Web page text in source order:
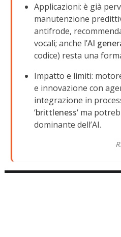
Applicazioni: è già
manutenzione
antifrode,
vocali; anche l’AI
codice) resta una
Impatto e limiti:
e innovazione con
integrazione in
‘brittleness‘ ma
dominante dell’AI.